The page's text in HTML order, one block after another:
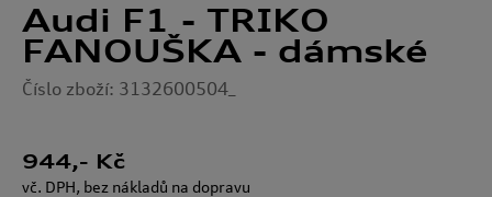
Audi F1 - TRIKO
FANOUŠKA - dámské
Číslo zboží: 3132600504_
944,- Kč
vč. DPH, bez nákladů na dopravu